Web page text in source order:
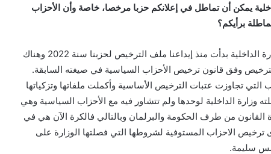
يمكن أن تماطل في إعلانكم حزبا مرخصا، خاصة وأن الأحزاب
برأيكم؟
لدينا تجربة سابقة مع وزارة الداخلية بدأت منذ إيداعنا ملف الترخيص لحزبنا سنة 2022 وهناك
وفق قانون ترخيص الأحزاب السياسية في صيغته السابقة.
التي تجاوزت عتبات الترخيص الأساسية وأكملت ملفاتها وتزكياتها
وزارة الداخلية لوحدها ولم تتشاور فيه مع الأحزاب السياسية وهي
من طرف الحكومة والبرلمان وبالتالي فالكرة الآن هي في
ترخيص الاحزاب المستوفية لشروطها التي فصلتها الوزارة على
سليمة.